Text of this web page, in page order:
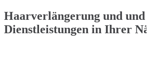
Haarverlängerung und und
Dienstleistungen in Ihrer